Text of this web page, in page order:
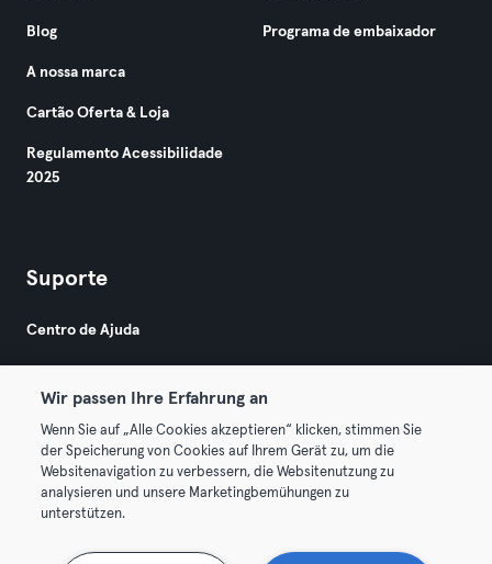
Blog
A nossa marca
Cartão Oferta & Loja
Regulamento Acessibilidade
2025
Programa de embaixador
Suporte
Centro de Ajuda
© 2026 Urban Sports Group GmbH. All rights reserved.
Termos & Condições
Rescindir contratos aqui Cancelar contratos aqui
Wir passen Ihre Erfahrung an
Wenn Sie auf „Alle Cookies akzeptieren“ klicken, stimmen Sie
der Speicherung von Cookies auf Ihrem Gerät zu, um die
Websitenavigation zu verbessern, die Websitenutzung zu
analysieren und unsere Marketingbemühungen zu
unterstützen.